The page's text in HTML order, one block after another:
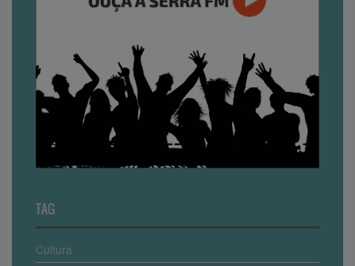
TAG
Cultura